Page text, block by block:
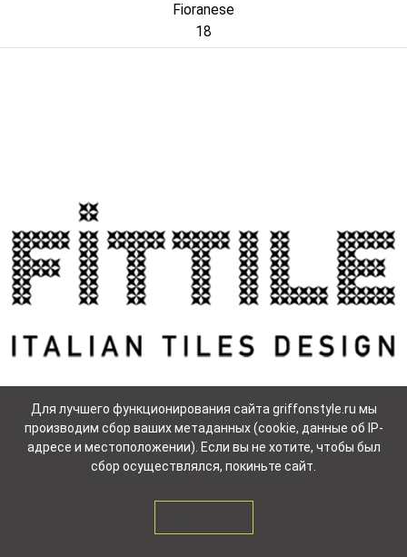
Fioranese
18
Для лучшего функционирования сайта griffonstyle.ru мы
производим сбор ваших метаданных (cookie, данные об IP-
адресе и местоположении). Если вы не хотите, чтобы был
сбор осуществлялся, покиньте сайт.